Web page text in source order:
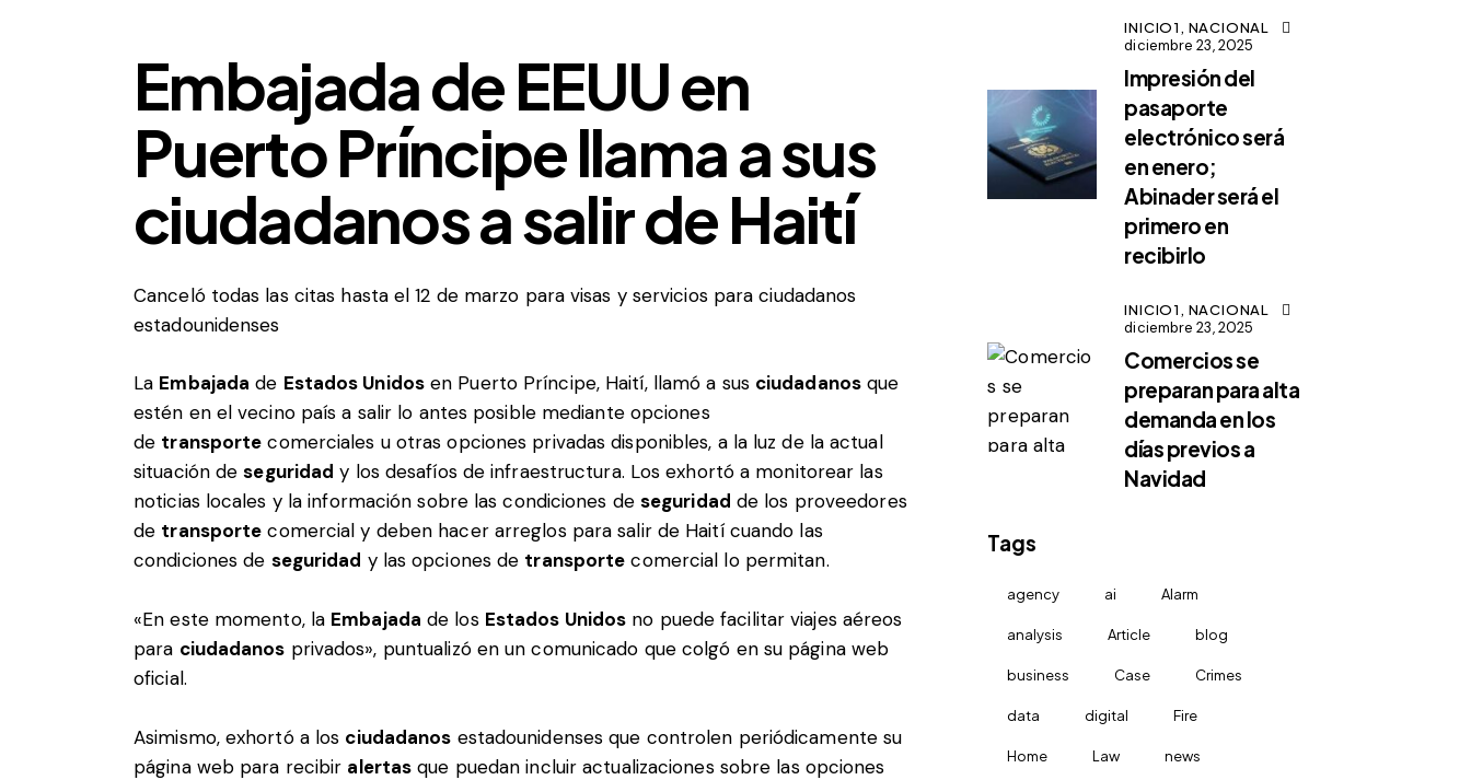
Embajada de EEUU en
Puerto Príncipe llama a sus
ciudadanos a salir de Haití
Canceló todas las citas hasta el 12 de marzo para visas y servicios para ciudadanos
estadounidenses
La Embajada de Estados Unidosen Puerto Príncipe, Haití, llamó a sus ciudadanosque
estén en el vecino país a salir lo antes posible mediante opciones
de transporte comerciales u otras opciones privadas disponibles, a la luz de la actual
situación deseguridad y los desafíos de infraestructura. Los exhortó a monitorear las
noticias locales y la información sobre las condiciones de seguridad de los proveedores
de transporte comercial y deben hacer arreglos para salir de Haití cuando las
condiciones de seguridad y las opciones de transporte comercial lo permitan.
«En este momento, la Embajada de los Estados Unidos no puede facilitar viajes aéreos
para ciudadanos privados», puntualizó en un comunicado que colgó en su página web
oficial.
Asimismo, exhortó a los ciudadanos estadounidenses que controlen periódicamente su
página web para recibir alertas que puedan incluir actualizaciones sobre las opciones
INICIO1, NACIONAL
diciembre 23, 2025
Impresión del
pasaporte
electrónico será
en enero;
Abinader será el
primero en
recibirlo
INICIO1, NACIONAL
diciembre 23, 2025
Comercios se
preparan para alta
demanda en los
días previos a
Navidad
Tags
agency ai Alarm
analysis Article blog
business Case Crimes
data digital Fire
Home Law news